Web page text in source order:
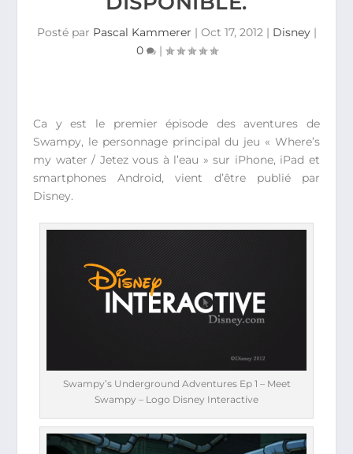
Posté par Pascal Kammerer | Oct 17, 2012| Disney|
0
|
Ca y est le premier épisode des aventures de
Swampy, le personnage principal du jeu « Where’s
my water / Jetez vous à l’eau » sur iPhone, iPad et
smartphones Android, vient d’être publié par
Disney.
Swampy’s Underground Adventures Ep 1 – Meet
Swampy – Logo Disney Interactive